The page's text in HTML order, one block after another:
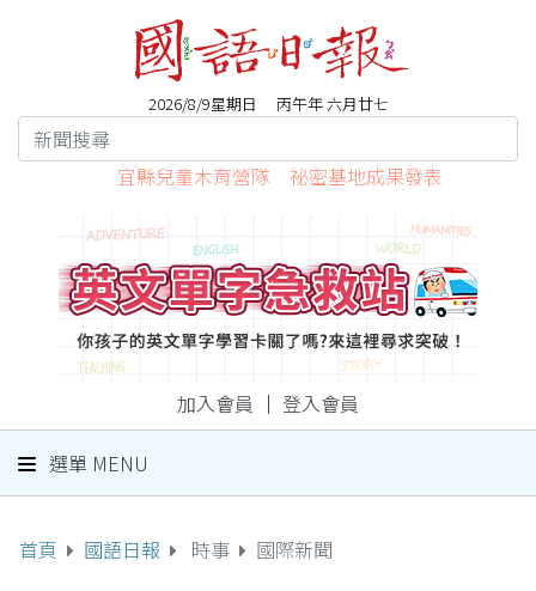
2026/8/9星期日 丙午年 六月廿七
宜縣兒童木育營隊 祕密基地成果發表
加入會員 ｜ 登入會員
選單 MENU
首頁 國語日報 時事 國際新聞